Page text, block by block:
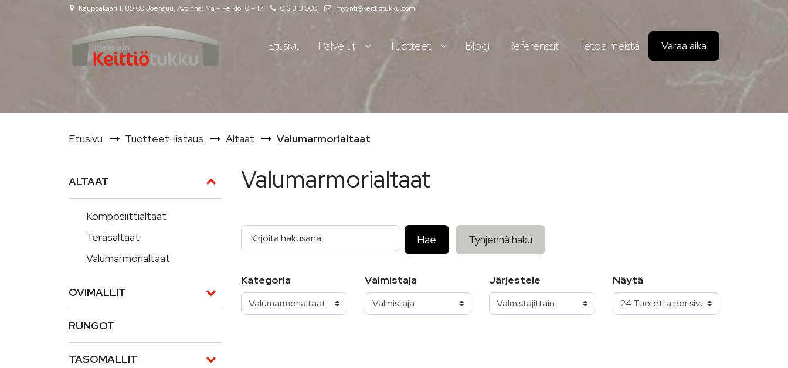
Siirry pääsisältöönKauppakaari 1, 80100 Joensuu, Avoinna: Ma – Pe klo 10 – 17 013 313 000 myynti@keittiotukku.com
Etusivu Palvelut Tuotteet Blogi Referenssit Tietoa meistä Varaa aika
Etusivu Tuotteet-listaus Altaat Valumarmorialtaat
ALTAAT
Komposiittialtaat
Teräsaltaat
Valumarmorialtaat
OVIMALLIT
RUNGOT
TASOMALLIT
Valumarmorialtaat
Kirjoita hakusana
Hae Tyhjennä haku
Kategoria Valmistaja Järjestele Näytä